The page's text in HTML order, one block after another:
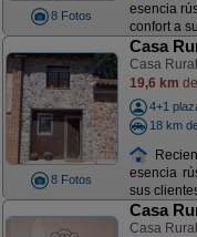
8 Fotos
esencia
confort a
8 Fotos
Casa
Casa
19,6 km
4+1
18 km
esencia
sus
Casa
Casa